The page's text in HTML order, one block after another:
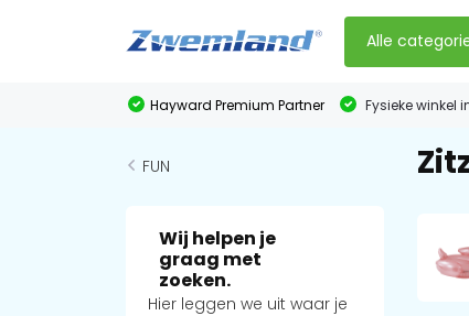
Alle
Hayward Premium Partner Fysieke winkel
FUN
Wij helpen je
graag met
zoeken.
Hier leggen we uit waar je